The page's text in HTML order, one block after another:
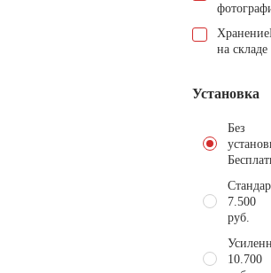
Хранение
на складе
Установка
Без
7.500
руб.
10.700